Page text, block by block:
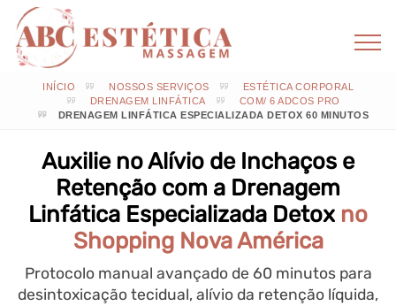
INÍCIO NOSSOS SERVIÇOS
ESTÉTICA CORPORAL
DRENAGEM LINFÁTICA
COM/ 6 ADCOS PRO
DRENAGEM LINFÁTICA ESPECIALIZADA DETOX 60 MINUTOS
Auxilie no Alívio de Inchaços e
Retenção com a Drenagem
Linfática Especializada Detox no
Shopping Nova América
Protocolo manual avançado de 60 minutos para
desintoxicação tecidual, alívio da retenção líquida,